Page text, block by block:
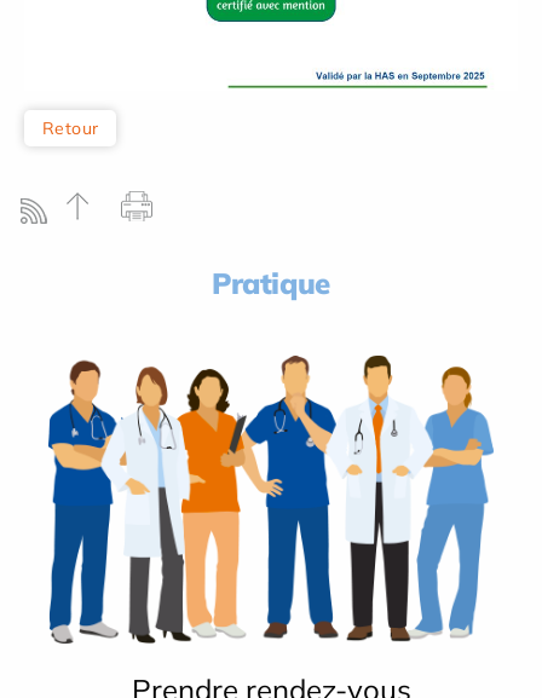
Retour
Pratique
Prendre rendez-vous